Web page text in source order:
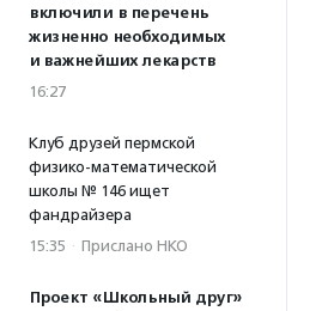
включили в перечень
жизненно необходимых
и важнейших лекарств
16:27
Клуб друзей пермской
физико-математической
школы № 146 ищет
фандрайзера
15:35 · Прислано НКО
Проект «Школьный друг»